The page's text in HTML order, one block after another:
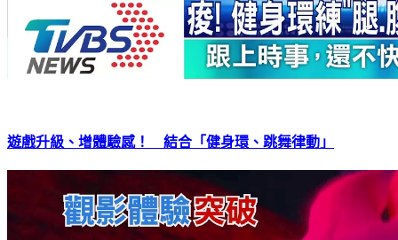
遊戲升級、增體驗感！ 結合「健身環、跳舞律動」